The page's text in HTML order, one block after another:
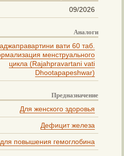
09/2026
Аналоги
вати 60 таб.
менструального
цикла (Rajahpravartani vati
Dhootapapeshwar)
Предназначение
Для женского здоровья
Дефицит железа
для повышения гемоглобина